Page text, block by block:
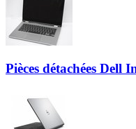
Pièces détachées Dell